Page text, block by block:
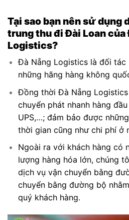
Tại sao bạn nên sử dụng
trung thu đi Đài Loan của
Logistics?
Đà Nẵng Logistics là đối tác
những hãng hàng không
Đồng thời Đà Nẵng
chuyển phát nhanh hàng
UPS,…; đảm bảo được
thời gian cũng như chi phí ở
Ngoài ra với khách hàng có
lượng hàng hóa lớn, chúng
dịch vụ vận chuyển bằng
chuyển bằng đường bộ
quý khách hàng.